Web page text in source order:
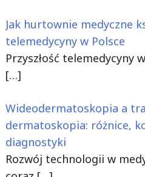
Jak hurtownie medyczne
telemedycyny w Polsce
Przyszłość telemedycyny
[…]
Wideodermatoskopia a
dermatoskopia: różnice,
diagnostyki
Rozwój technologii w